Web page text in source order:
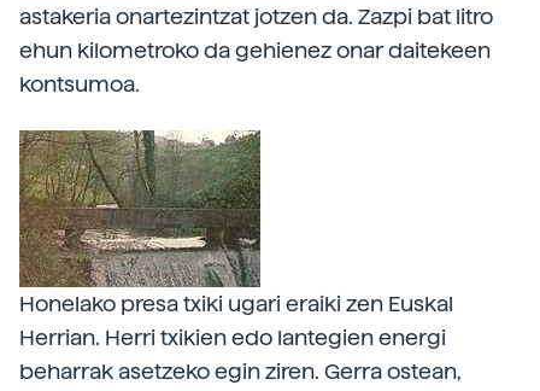
astakeria onartezintzat jotzen da. Zazpi bat litro
ehun kilometroko da gehienez onar daitekeen
kontsumoa.
Honelako presa txiki ugari eraiki zen Euskal
Herrian. Herri txikien edo lantegien energi
beharrak asetzeko egin ziren. Gerra ostean,